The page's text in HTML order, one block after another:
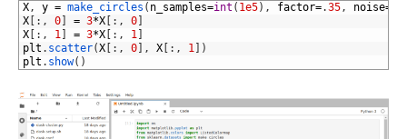
X, y = make_circles ( n_samples=int ( 1e5) , factor=.35, noise=
X
: , 0 = 3*X : , 0
X
: , 1 = 3*X : , 1
plt . scatter(X : , 0 , X : , 1
)
plt . show( )